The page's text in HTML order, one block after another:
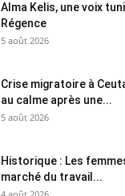
Alma Kelis, une voix
Régence
5 août 2026
Crise migratoire à
au calme après une...
5 août 2026
Historique : Les
marché du travail...